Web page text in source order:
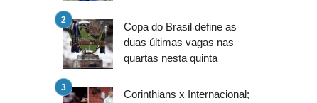
Copa do Brasil define as
duas últimas vagas nas
quartas nesta quinta
Corinthians x Internacional;